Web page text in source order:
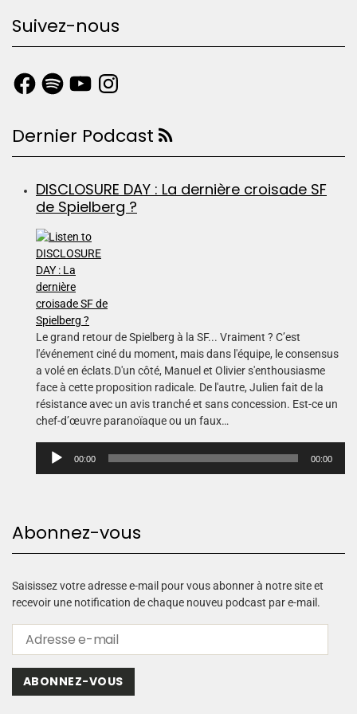
Suivez-nous
Dernier Podcast
DISCLOSURE DAY : La dernière croisade SF
de Spielberg ?
Le grand retour de Spielberg à la SF... Vraiment ? C’est
l'événement ciné du moment, mais dans l'équipe, le consensus
a volé en éclats.D'un côté, Manuel et Olivier s'enthousiasme
face à cette proposition radicale. De l'autre, Julien fait de la
résistance avec un avis tranché et sans concession. Est-ce un
chef-d’œuvre paranoïaque ou un faux…
u
u
d
o
00:00 00:00
Abonnez-vous
Saisissez votre adresse e-mail pour vous abonner à notre site et
recevoir une notification de chaque nouveu podcast par e-mail.
ABONNEZ-VOUS